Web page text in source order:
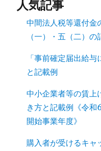
人気記事
中間法人税等還付金
（一）・五（二）の
「事前確定届出給
と記載例
中小企業者等の賃上
き方と記載例《令和
開始事業年度》
購入者が受けるキャ